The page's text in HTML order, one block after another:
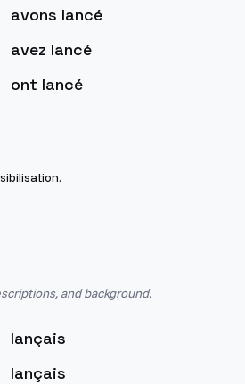
avons lancé
avez lancé
ont lancé
and background.
lançais
lançais